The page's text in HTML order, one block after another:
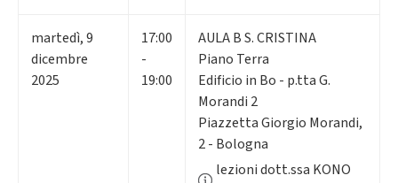
martedì,9
dicembre
2025
17:00
-
19:00
AULA B S. CRISTINA
Piano Terra
Edificio in Bo - p.tta G.
Morandi 2
Piazzetta Giorgio Morandi,
2 - Bologna
lezioni dott.ssa KONO